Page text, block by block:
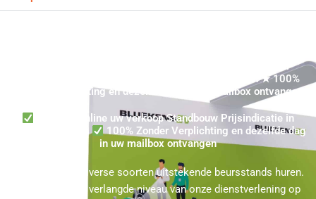
Gekochte Beursstand Steenbergen - Eenvoudig uw Huur
Standbouw Prijsindicatie in Steenbergen aanvragen ★ 100%
Zonder Verplichting en dezelfde dag in uw mailbox ontvangen
Ontvang online uw verkoop Standbouw Prijsindicatie in
Steenbergen aan
100% Zonder Verplichting en dezelfde dag
in uw mailbox ontvangen
U kunt bij ons diverse soorten uitstekende beursstands huren.
Kies hierbij het verlangde niveau van onze dienstverlening op